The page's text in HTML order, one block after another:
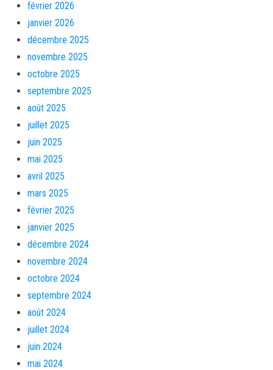
février 2026
janvier 2026
décembre 2025
novembre 2025
octobre 2025
septembre 2025
août 2025
juillet 2025
juin 2025
mai 2025
avril 2025
mars 2025
février 2025
janvier 2025
décembre 2024
novembre 2024
octobre 2024
septembre 2024
août 2024
juillet 2024
juin 2024
mai 2024